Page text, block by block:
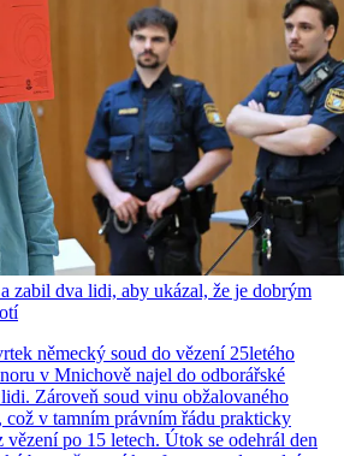
zabil dva lidi, aby ukázal, že je dobrým
německý soud do vězení 25letého
v Mnichově najel do odborářské
Zároveň soud vinu obžalovaného
což v tamním právním řádu prakticky
vězení po 15 letech. Útok se odehrál den